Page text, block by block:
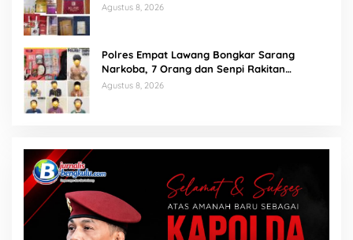
Agustus 8, 2026
Polres Empat Lawang Bongkar Sarang
Narkoba, 7 Orang dan Senpi Rakitan
Diamankan
Agustus 8, 2026